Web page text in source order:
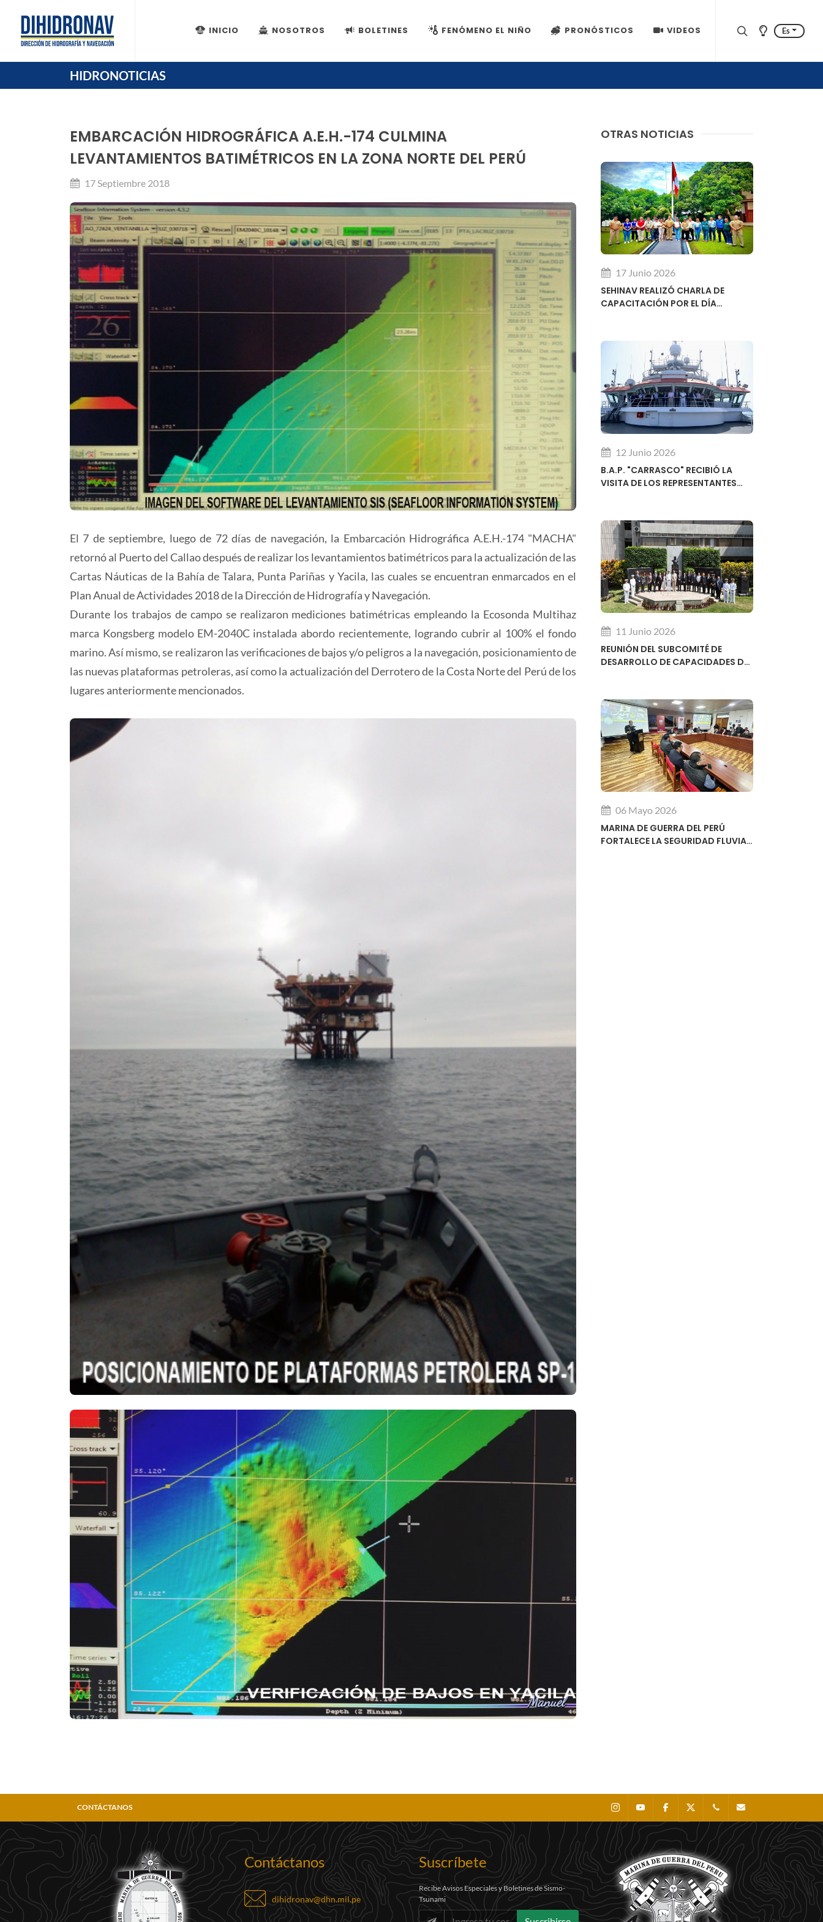
Es
INICIO NOSOTROS BOLETINES FENÓMENO EL NIÑO PRONÓSTICOS VIDEOS
HIDRONOTICIAS
EMBARCACIÓN HIDROGRÁFICA A.E.H.-174 CULMINA
LEVANTAMIENTOS BATIMÉTRICOS EN LA ZONA NORTE DEL PERÚ
17 Septiembre 2018
El 7 de septiembre, luego de 72 días de navegación, la Embarcación Hidrográfica A.E.H.-174 "MACHA"
retornó al Puerto del Callao después de realizar los levantamientos batimétricos para la actualización de las
Cartas Náuticas de la Bahía de Talara, Punta Pariñas y Yacila, las cuales se encuentran enmarcados en el
Plan Anual de Actividades 2018 de la Dirección de Hidrografía y Navegación.
Durante los trabajos de campo se realizaron mediciones batimétricas empleando la Ecosonda Multihaz
marca Kongsberg modelo EM-2040C instalada abordo recientemente, logrando cubrir al 100% el fondo
marino. Así mismo, se realizaron las verificaciones de bajos y/o peligros a la navegación, posicionamiento de
las nuevas plataformas petroleras, así como la actualización del Derrotero de la Costa Norte del Perú de los
lugares anteriormente mencionados.
OTRAS NOTICIAS
17 Junio 2026
SEHINAV REALIZÓ CHARLA DE
CAPACITACIÓN POR EL DÍA
12 Junio 2026
B.A.P. "CARRASCO" RECIBIÓ LA
VISITA DE LOS REPRESENTANTES
LA OHI
11 Junio 2026
REUNIÓN DEL SUBCOMITÉ DE
DESARROLLO DE CAPACIDADES DE
06 Mayo 2026
MARINA DE GUERRA DEL PERÚ
FORTALECE LA SEGURIDAD FLUVIAL
CONTÁCTANOS InstagramYoutube Facebook 0511 - 207 8160
Contáctanos
dihidronav@dhn.mil.pe
Suscríbete
Recibe Avisos Especiales y Boletines de Sismo-
Tsunami